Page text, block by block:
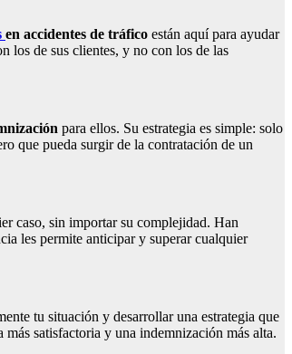
en accidentes de tráfico están aquí para ayudar
los de sus clientes, y no con los de las
para ellos. Su estrategia es simple: solo
que pueda surgir de la contratación de un
caso, sin importar su complejidad. Han
les permite anticipar y superar cualquier
tu situación y desarrollar una estrategia que
satisfactoria y una indemnización más alta.